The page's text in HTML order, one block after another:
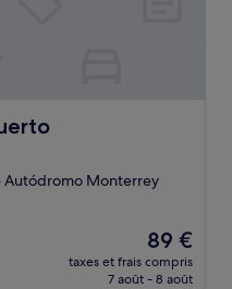
Autódromo Monterrey
Le
nouveau
prix
89 €
taxes et frais compris
7 août - 8 août